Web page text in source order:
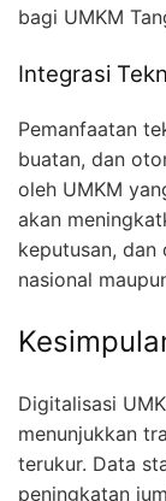
bagi UMKM
Integrasi
Pemanfaatan
buatan, dan
oleh UMKM
akan
keputusan, dan
nasional
Digitalisasi
menunjukkan
terukur. Data
peningkatan